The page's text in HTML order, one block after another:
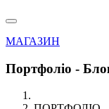
МАГАЗИН
Портфоліо -